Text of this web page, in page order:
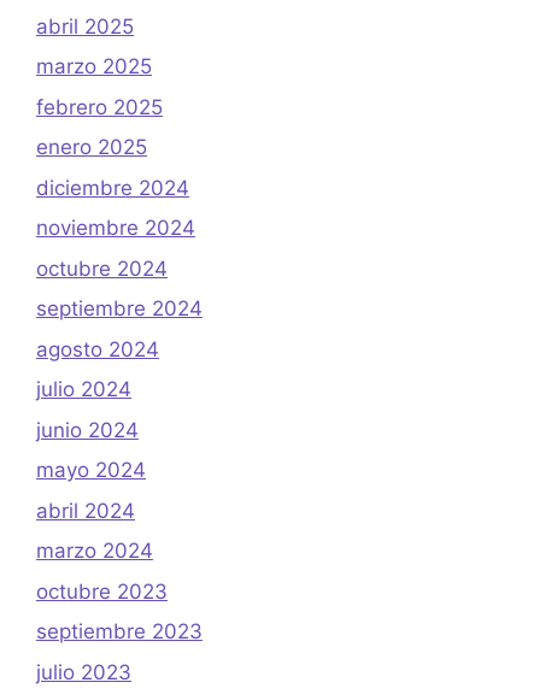
abril 2025
marzo 2025
febrero 2025
enero 2025
diciembre 2024
noviembre 2024
octubre 2024
septiembre 2024
agosto 2024
julio 2024
junio 2024
mayo 2024
abril 2024
marzo 2024
octubre 2023
septiembre 2023
julio 2023